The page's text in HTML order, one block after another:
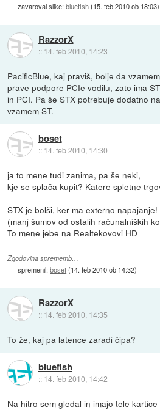
zavaroval slike:bluefish(15. feb 2010 ob 18:03)
RazzorX
:: 14. feb 2010, 14:23
PacificBlue, kaj praviš, bolje da
prave podpore PCIe vodilu, zato ima
in PCI. Pa še STX potrebuje dodatno
vzamem ST.
boset
:: 14. feb 2010, 14:30
ja to mene tudi zanima, pa še neki,
kje se splača kupit? Katere spletne
STX je bolši, ker ma externo napajanje!
(manj šumov od ostalih računalniških
To mene jebe na Realtekovovi HD
Zgodovina sprememb…
spremenil:boset(14. feb 2010 ob 14:32)
RazzorX
:: 14. feb 2010, 14:35
To že, kaj pa latence zaradi čipa?
bluefish
:: 14. feb 2010, 14:42
Na hitro sem gledal in imajo tele